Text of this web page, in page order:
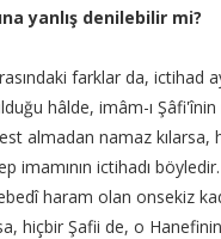
yanlış denilebilir mi?
farklar da, ictihad
hâlde, imâm-ı
almadan namaz kılarsa,
imamının ictihadı
haram olan onsekiz
hiçbir Şafii de, o